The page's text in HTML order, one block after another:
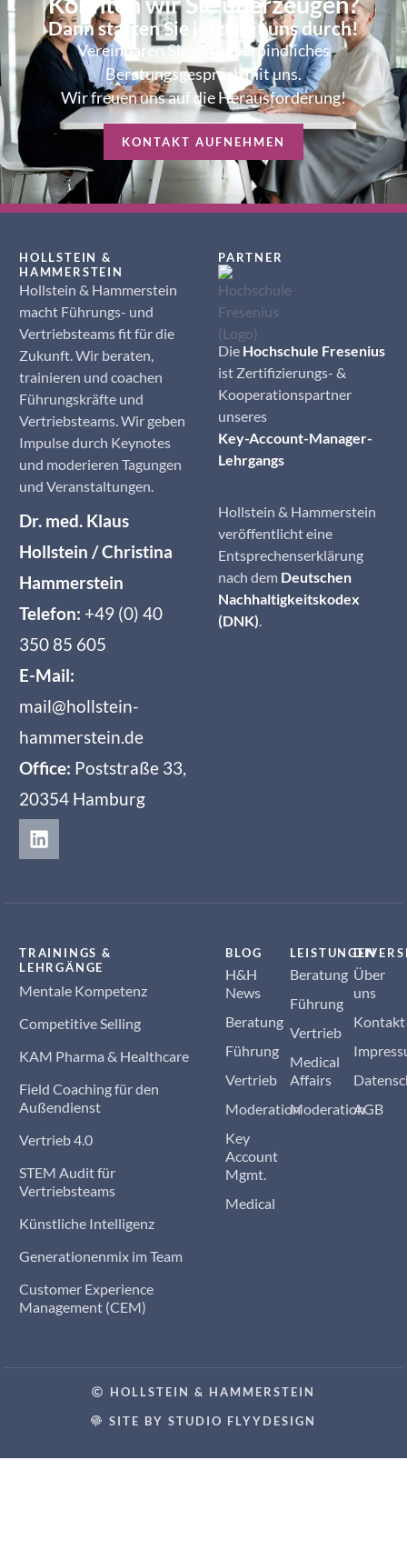
Dann starten Sie jetzt mit uns durch!
Vereinbaren Sie ein unverbindliches
Beratungsgespräch mit uns.
Wir freuen uns auf die Herausforderung!
KONTAKT AUFNEHMEN
HOLLSTEIN &
HAMMERSTEIN
Hollstein & Hammerstein
macht Führungs- und
Vertriebsteams fit für die
Zukunft. Wir beraten,
trainieren und coachen
Führungskräfte und
Vertriebsteams. Wir geben
Impulse durch Keynotes
und moderieren Tagungen
und Veranstaltungen.
Dr. med. Klaus
Hollstein / Christina
Hammerstein
Telefon: +49 (0) 40
350 85 605
E-Mail:
mail@hollstein-
hammerstein.de
Office: Poststraße 33,
20354 Hamburg
PARTNER
Die Hochschule Fresenius
ist Zertifizierungs- &
Kooperationspartner
unseres
Key-Account-Manager-
Lehrgangs
Hollstein & Hammerstein
veröffentlicht eine
Entsprechenserklärung
nach dem Deutschen
Nachhaltigkeitskodex
(DNK).
TRAININGS &
LEHRGÄNGE
Mentale Kompetenz
Competitive Selling
KAM Pharma & Healthcare
Field Coaching für den
Außendienst
Vertrieb 4.0
STEM Audit für
Vertriebsteams
Künstliche Intelligenz
Generationenmix im Team
Customer Experience
Management (CEM)
BLOG
H&H
News
Beratung
Führung
Vertrieb
Moderation
Key
Account
Mgmt.
Medical
LEISTUNGEN
Beratung
Führung
Vertrieb
Medical
Affairs
Moderation
Über
uns
Kontakt
AGB
HOLLSTEIN & HAMMERSTEIN
SITE BY STUDIO FLYYDESIGN